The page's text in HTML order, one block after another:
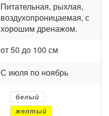
Питательная, рыхлая,
воздухопроницаемая, с
хорошим дренажом.
от 50 до 100 см
С июля по ноябрь
белый
желтый